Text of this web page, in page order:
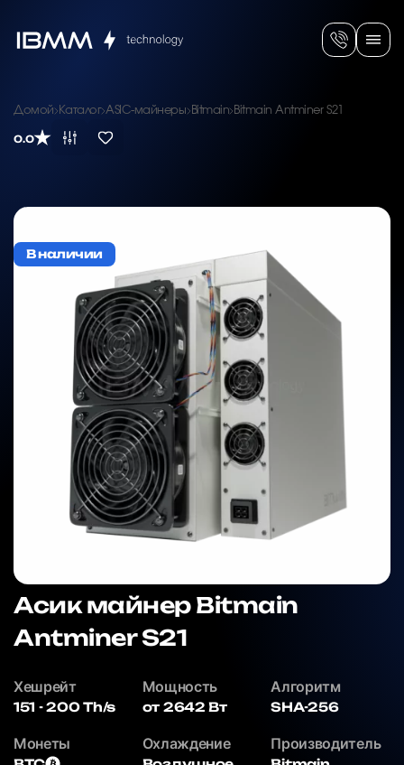
Домой Каталог ASIC-майнеры Bitmain Bitmain Antminer S21
0.0
В наличии
Асик майнер Bitmain
Antminer S21
Хешрейт
151 - 200 Th/s
Мощность
от 2642 Вт
Алгоритм
SHA-256
Монеты Охлаждение Производитель